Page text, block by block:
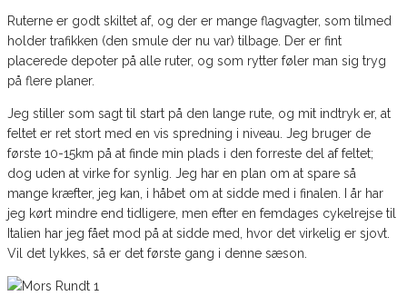
Ruterne er godt skiltet af, og der er mange flagvagter, som tilmed
holder trafikken (den smule der nu var) tilbage. Der er fint
placerede depoter på alle ruter, og som rytter føler man sig tryg
på flere planer.
Jeg stiller som sagt til start på den lange rute, og mit indtryk er, at
feltet er ret stort med en vis spredning i niveau. Jeg bruger de
første 10-15km på at finde min plads i den forreste del af feltet;
dog uden at virke for synlig. Jeg har en plan om at spare så
mange kræfter, jeg kan, i håbet om at sidde med i finalen. I år har
jeg kørt mindre end tidligere, men efter en femdages cykelrejse til
Italien har jeg fået mod på at sidde med, hvor det virkelig er sjovt.
Vil det lykkes, så er det første gang i denne sæson.